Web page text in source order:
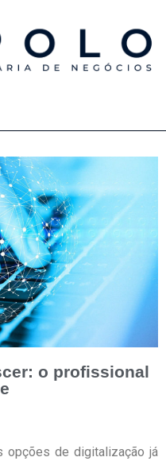
o profissional
opções de digitalização já